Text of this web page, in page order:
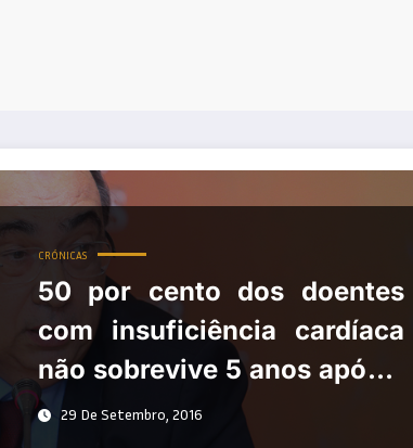
não sobrevive 5 anos após o diagnóstico
CRÓNICAS
50 por cento dos doentes
com insuficiência cardíaca
não sobrevive 5 anos após o
diagnóstico
29 De Setembro, 2016